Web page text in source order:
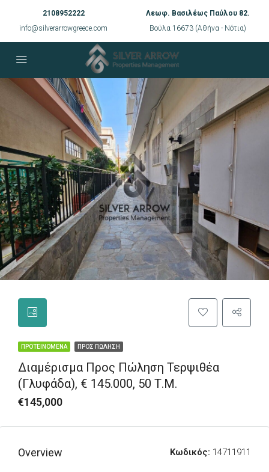
2108952222
info@silverarrowgreece.com
Λεωφ. Βασιλέως Παύλου 82.
Βούλα 16673 (Αθήνα - Νότια)
ΠΡΟΤΕΙΝΌΜΕΝΑ ΠΡΟΣ ΠΏΛΗΣΗ
Διαμέρισμα Προς Πώληση Τερψιθέα
(Γλυφάδα), € 145.000, 50 Τ.μ.
€145,000
Overview Κωδικός: 14711911